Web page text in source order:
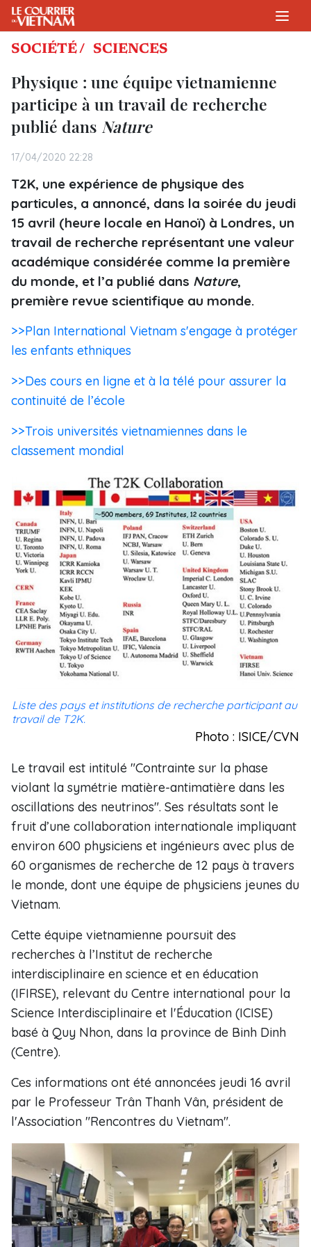
SOCIÉTÉ / SCIENCES
Physique : une équipe vietnamienne
participe à un travail de recherche
publié dans Nature
17/04/2020 22:28
T2K, une expérience de physique des
particules, a annoncé, dans la soirée du jeudi
15 avril (heure locale en Hanoï) à Londres, un
travail de recherche représentant une valeur
académique considérée comme la première
du monde, et l’a publié dans Nature,
première revue scientifique au monde.
>>Plan International Vietnam s'engage à protéger
les enfants ethniques
>>Des cours en ligne et à la télé pour assurer la
continuité de l’école
>>Trois universités vietnamiennes dans le
classement mondial
Liste des pays et institutions de recherche participant au
travail de T2K.
Photo : ISICE/CVN
Le travail est intitulé "Contrainte sur la phase
violant la symétrie matière-antimatière dans les
oscillations des neutrinos". Ses résultats sont le
fruit d’une collaboration internationale impliquant
environ 600 physiciens et ingénieurs avec plus de
60 organismes de recherche de 12 pays à travers
le monde, dont une équipe de physiciens jeunes du
Vietnam.
Cette équipe vietnamienne poursuit des
recherches à l’Institut de recherche
interdisciplinaire en science et en éducation
(IFIRSE), relevant du Centre international pour la
Science Interdisciplinaire et l'Éducation (ICISE)
basé à Quy Nhon, dans la province de Binh Dinh
(Centre).
Ces informations ont été annoncées jeudi 16 avril
par le Professeur Trân Thanh Vân, président de
l'Association "Rencontres du Vietnam".